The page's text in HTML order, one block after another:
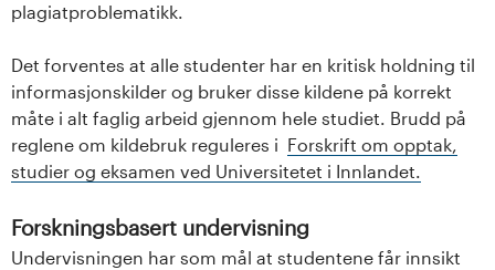
plagiatproblematikk.
Det forventes at alle studenter har en kritisk holdning til
informasjonskilder og bruker disse kildene på korrekt
måte i alt faglig arbeid gjennom hele studiet. Brudd på
reglene om kildebruk reguleres i Forskrift om opptak,
studier og eksamen ved Universitetet i Innlandet.
Forskningsbasert undervisning
Undervisningen har som mål at studentene får innsikt